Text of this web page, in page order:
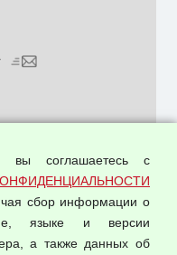
данных
вы соглашаетесь с
сбор информации о
языке и версии
а также данных об